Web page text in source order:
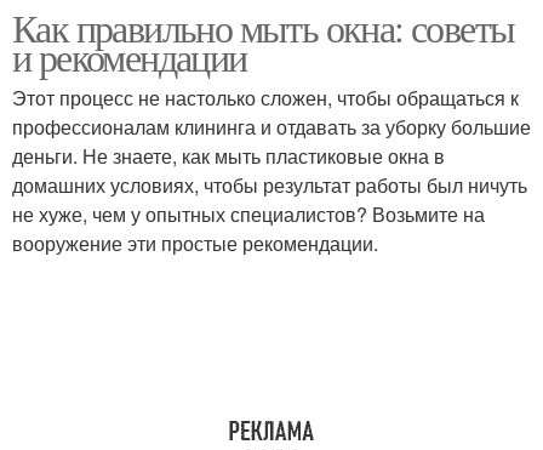
мытья
мытья
Экологичные средства Тряпка для мытья
Мытьё без ворсинок
Как правильно мыть окна: советы
и рекомендации
Этот процесс не настолько сложен, чтобы обращаться к
профессионалам клининга и отдавать за уборку большие
деньги. Не знаете, как мыть пластиковые окна в
домашних условиях, чтобы результат работы был ничуть
не хуже, чем у опытных специалистов? Возьмите на
вооружение эти простые рекомендации.